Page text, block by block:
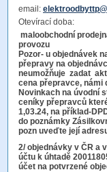
email:
Otevírací doba:
maloobchodní
Pozor- u objednávek
přepravy na
neumožňuje zadat
cena přepravce, námi
Novinkach na úvodní
ceníky přepravců
1,03.24, na příklad-
do poznámky
pozn uveďte její
2/ objednávky v ČR a
účtu k úhtadě
účet na potvrzené